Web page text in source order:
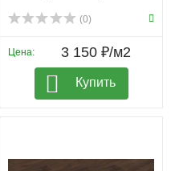
(0)
Цена: 3 150 ₽/м2
Купить